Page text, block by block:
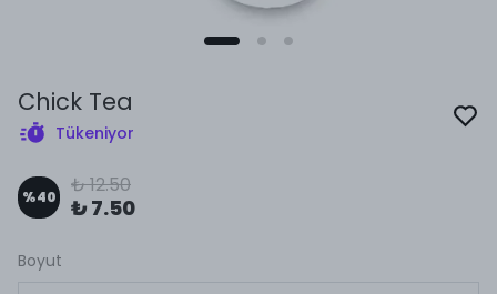
Chick Tea
Tükeniyor
%40 ₺ 12.50
₺ 7.50
Boyut